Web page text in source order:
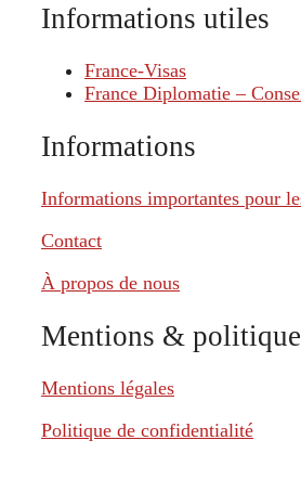
Informations utiles
France-Visas
France Diplomatie –
Informations
Informations importantes pour
Contact
À propos de nous
Mentions & politique
Mentions légales
Politique de confidentialité